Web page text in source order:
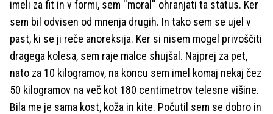
imeli za fit in v formi, sem ''moral'' ohranjati ta status. Ker
sem bil odvisen od mnenja drugih. In tako sem se ujel v
past, ki se ji reče anoreksija. Ker si nisem mogel privoščiti
dragega kolesa, sem raje malce shujšal. Najprej za pet,
nato za 10 kilogramov, na koncu sem imel komaj nekaj čez
50 kilogramov na več kot 180 centimetrov telesne višine.
Bila me je sama kost, koža in kite. Počutil sem se dobro in